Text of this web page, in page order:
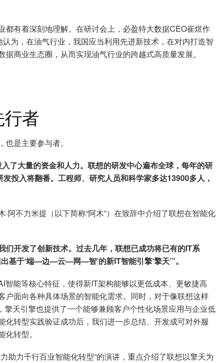
都有着深刻地理解。在研讨会上，必盈特大数据CEO崔煜作
为，在油气行业，我国应当利用先进新技术，在对内打造智
商业生态圈，从而实现油气行业的跨越式高质量发展。
者
是主要参与者。
了大量的资金和人力。联想的研发中心遍布全球，每年的研
投入将翻番。工程师、研究人员和科学家多达13900多人，
阿不力米提（以下简称“阿木”）在致辞中介绍了联想在智能化
们开发了创新技术。过去几年，联想已成功将已有的IT系
基于‘端—边—云—网—智’的新IT智能引擎‘擎天’”。
能等核心特征，使得新IT架构能够以更低成本、更敏捷高
户面向各种具体场景的智能化需求。同时，对于像联想这样
天引擎也提供了一个能够兼顾客户个性化场景应用与企业低
化转型实践验证成功后，我们进一步总结、开发成可对外服
转型。
助力千行百业智能化转型”的演讲，重点介绍了联想以擎天为